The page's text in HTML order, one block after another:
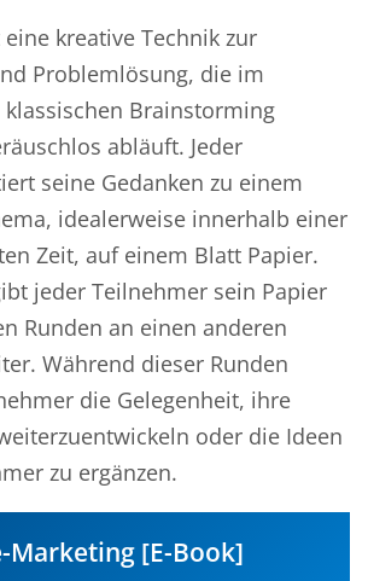
kreative Technik zur
Problemlösung, die im
klassischen Brainstorming
abläuft. Jeder
seine Gedanken zu einem
idealerweise innerhalb einer
Zeit, auf einem Blatt Papier.
jeder Teilnehmer sein Papier
Runden an einen anderen
Während dieser Runden
die Gelegenheit, ihre
oder die Ideen
zu ergänzen.
Marketing [E-Book]